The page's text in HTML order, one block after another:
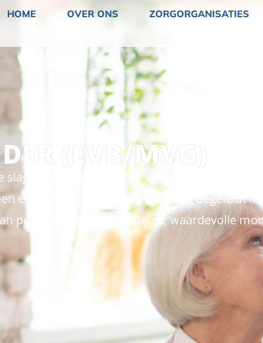
HOME OVER ONS ZORGORGANISATIES
(EVB/MVG)
slag op een kleinschalige woonlocatie in Goes,
ernstig verstandelijke beperking begeleidt in
persoonlijke zorg tot kleine, waardevolle